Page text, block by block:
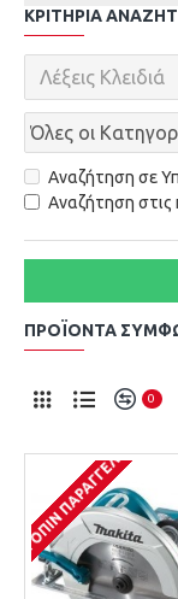
ΚΡΙΤΉΡΙΑ
Αναζήτηση σε
Αναζήτηση στις
ΠΡΟΪΌΝΤΑ
0
ΚΑΤΌΠΙΝ ΠΑΡΑΓΓΕΛΊΑΣ